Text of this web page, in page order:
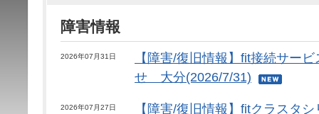
障害情報
2026年07月31日
【障害/復旧情報】fit接続サー
せ 大分(2026/7/31)
2026年07月27日
【障害/復旧情報】fitクラスタ